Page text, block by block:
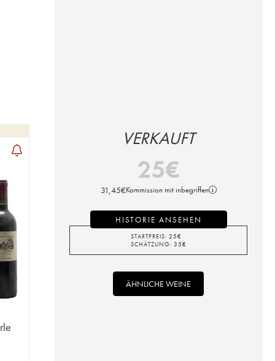
VERKAUFT
25€
31,45€Kommission mit inbegriffen
HISTORIE ANSEHEN
STARTPREIS: 25€
SCHÄTZUNG: 35€
ÄHNLICHE WEINE